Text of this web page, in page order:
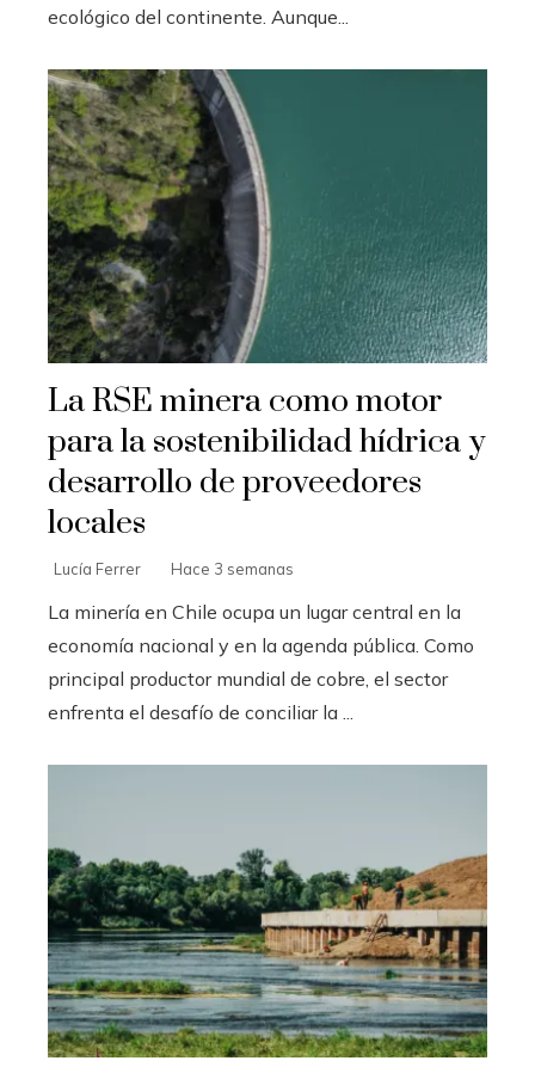
ecológico del continente. Aunque...
La RSE minera como motor
para la sostenibilidad hídrica y
desarrollo de proveedores
locales
Lucía Ferrer Hace 3 semanas
La minería en Chile ocupa un lugar central en la
economía nacional y en la agenda pública. Como
principal productor mundial de cobre, el sector
enfrenta el desafío de conciliar la ...